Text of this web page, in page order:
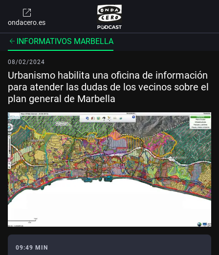
ondacero.es
INFORMATIVOS MARBELLA
08/02/2024
Urbanismo habilita una oficina de información
para atender las dudas de los vecinos sobre el
plan general de Marbella
09:49 MIN